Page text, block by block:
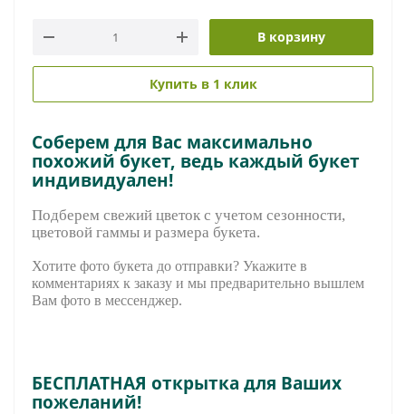
В корзину
Купить в 1 клик
Соберем для Вас максимально
похожий букет, ведь каждый букет
индивидуален!
Подберем свежий цветок с учетом сезонности,
цветовой гаммы и размера букета.
Хотите фото букета до отправки? Укажите в
комментариях к заказу и мы предварительно вышлем
Вам фото в мессенджер.
БЕСПЛАТНАЯ открытка для Ваших
пожеланий!